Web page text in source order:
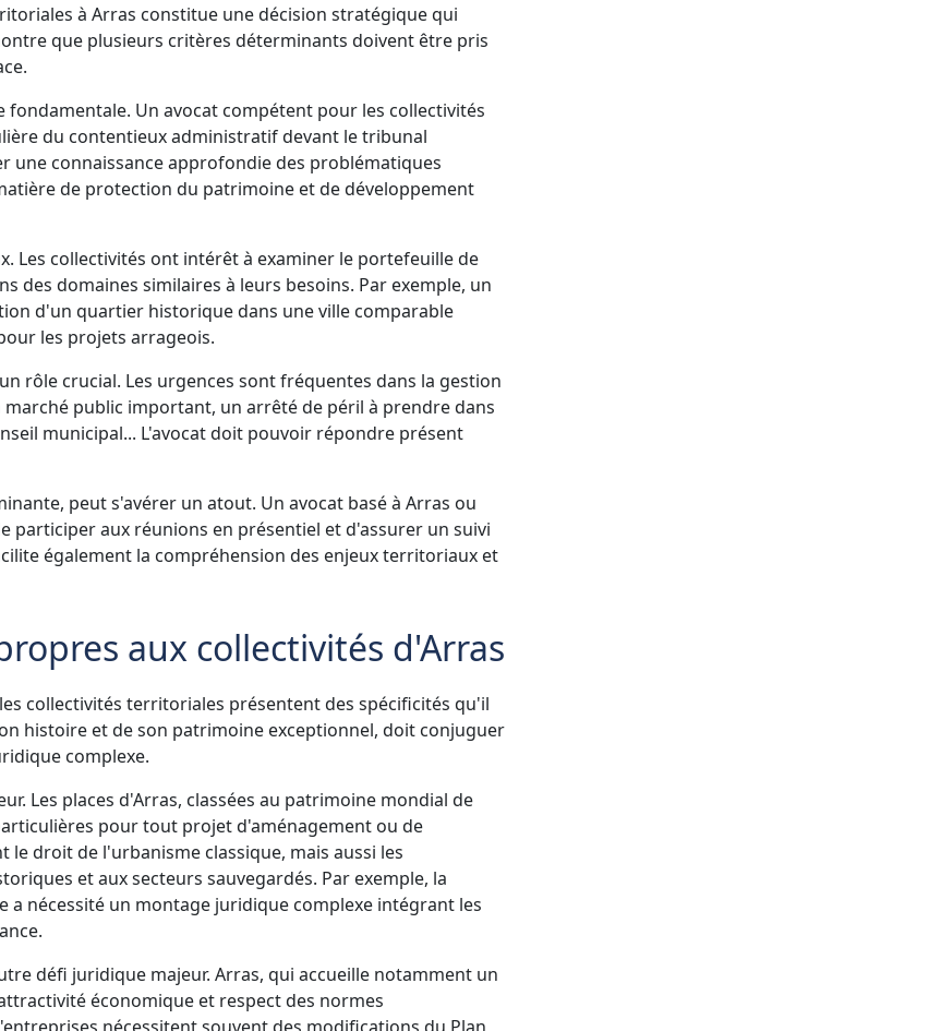
à Arras constitue une décision stratégique qui
que plusieurs critères déterminants doivent être pris
Un avocat compétent pour les collectivités
du contentieux administratif devant le tribunal
connaissance approfondie des problématiques
de protection du patrimoine et de développement
Les collectivités ont intérêt à examiner le portefeuille de
des domaines similaires à leurs besoins. Par exemple, un
d'un quartier historique dans une ville comparable
les projets arrageois.
rôle crucial. Les urgences sont fréquentes dans la gestion
public important, un arrêté de péril à prendre dans
municipal... L'avocat doit pouvoir répondre présent
peut s'avérer un atout. Un avocat basé à Arras ou
participer aux réunions en présentiel et d'assurer un suivi
également la compréhension des enjeux territoriaux et
aux collectivités d'Arras
collectivités territoriales présentent des spécificités qu'il
histoire et de son patrimoine exceptionnel, doit conjuguer
complexe.
Les places d'Arras, classées au patrimoine mondial de
pour tout projet d'aménagement ou de
droit de l'urbanisme classique, mais aussi les
et aux secteurs sauvegardés. Par exemple, la
a nécessité un montage juridique complexe intégrant les
défi juridique majeur. Arras, qui accueille notamment un
économique et respect des normes